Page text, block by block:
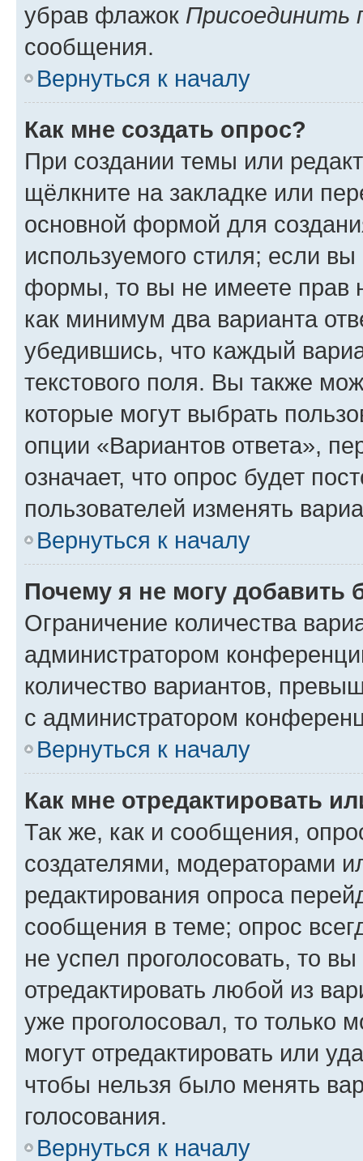
убрав флажок Присоединить
сообщения.
Вернуться к началу
Как мне создать опрос?
При создании темы или
щёлкните на закладке или
основной формой для
используемого стиля; если
формы, то вы не имеете прав
как минимум два варианта
убедившись, что каждый
текстового поля. Вы также
которые могут выбрать
опции «Вариантов ответа»,
означает, что опрос будет
пользователей изменять
Вернуться к началу
Почему я не могу добавить
Ограничение количества
администратором
количество вариантов,
с администратором
Вернуться к началу
Как мне отредактировать
Так же, как и сообщения,
создателями, модераторами
редактирования опроса
сообщения в теме; опрос
не успел проголосовать, то
отредактировать любой из
уже проголосовал, то только
могут отредактировать или
чтобы нельзя было менять
голосования.
Вернуться к началу